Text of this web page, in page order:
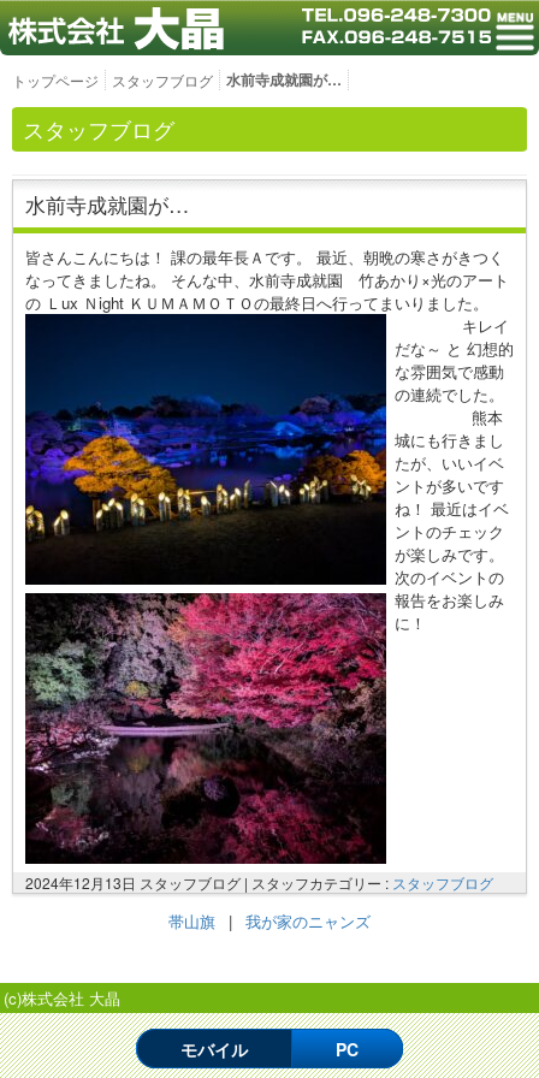
トップページ スタッフブログ 水前寺成就園が…
スタッフブログ
水前寺成就園が…
皆さんこんにちは！ 課の最年長Ａです。 最近、朝晩の寒さがきつく
なってきましたね。 そんな中、水前寺成就園 竹あかり×光のアート
の Ｌux Ｎight ＫＵＭＡＭＯＴＯの最終日へ行ってまいりました。
キレイ
だな～ と 幻想的
な雰囲気で感動
の連続でした。
熊本
城にも行きまし
たが、いいイベ
ントが多いです
ね！ 最近はイベ
ントのチェック
が楽しみです。
次のイベントの
報告をお楽しみ
に！
2024年12月13日 スタッフブログ | スタッフカテゴリー : スタッフブログ
帯山旗 | 我が家のニャンズ
(c)株式会社 大晶
モバイル PC